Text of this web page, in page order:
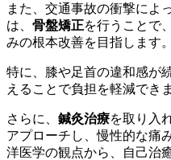
また、交通事故の衝撃によ
は、 骨盤矯正を行うことで
みの根本改善を目指します。
特に、膝や足首の違和感が
えることで負担を軽減でき
さらに、 鍼灸治療を取り入
アプローチし、慢性的な痛
洋医学の観点から、自己治